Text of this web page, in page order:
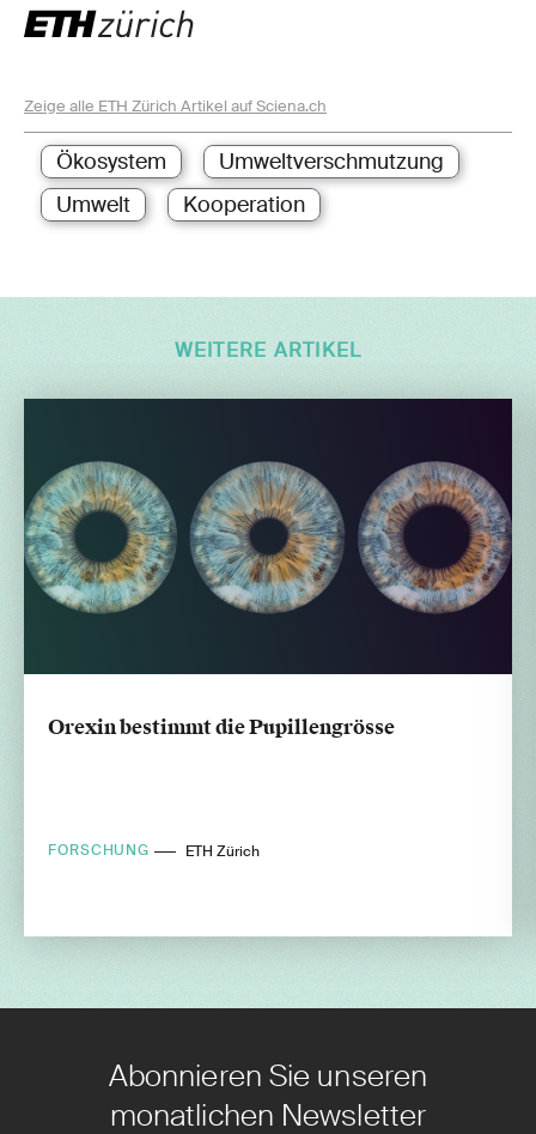
Zeige alle ETH Zürich Artikel auf Sciena.ch
Ökosystem
Umweltverschmutzung
Umwelt
Kooperation
WEITERE ARTIKEL
Orexin bestimmt die Pupillengrösse
FORSCHUNG ETH Zürich
Abonnieren Sie unseren
monatlichen Newsletter